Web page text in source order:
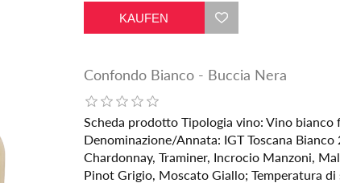
Confondo Bianco - Buccia Nera
Scheda prodotto Tipologia vino: Vino bianco
Denominazione/Annata: IGT Toscana
Chardonnay, Traminer, Incrocio Manzoni,
Pinot Grigio, Moscato Giallo; Temperatura di